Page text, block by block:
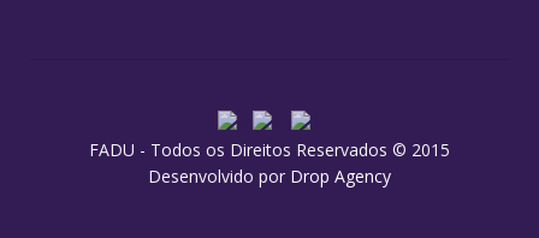
FADU - Todos os Direitos Reservados © 2015
Desenvolvido por Drop Agency